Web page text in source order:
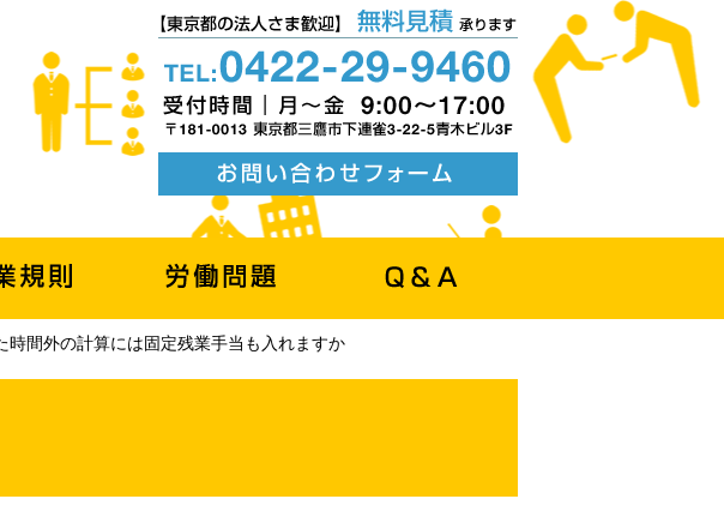
時間外の計算には固定残業手当も入れますか